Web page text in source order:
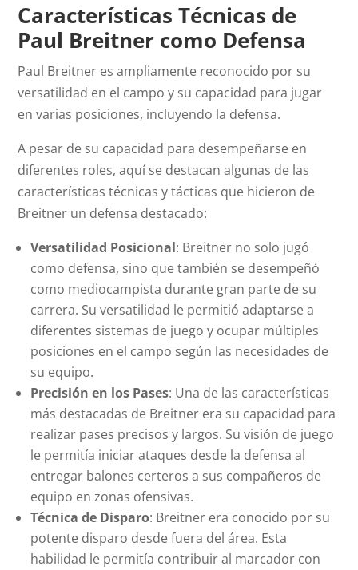
Características Técnicas de
Paul Breitner como Defensa
Paul Breitner es ampliamente reconocido por su
versatilidad en el campo y su capacidad para jugar
en varias posiciones, incluyendo la defensa.
A pesar de su capacidad para desempeñarse en
diferentes roles, aquí se destacan algunas de las
características técnicas y tácticas que hicieron de
Breitner un defensa destacado:
Versatilidad Posicional: Breitner no solo jugó
como defensa, sino que también se desempeñó
como mediocampista durante gran parte de su
carrera. Su versatilidad le permitió adaptarse a
diferentes sistemas de juego y ocupar múltiples
posiciones en el campo según las necesidades de
su equipo.
Precisión en los Pases: Una de las características
más destacadas de Breitner era su capacidad para
realizar pases precisos y largos. Su visión de juego
le permitía iniciar ataques desde la defensa al
entregar balones certeros a sus compañeros de
equipo en zonas ofensivas.
Técnica de Disparo: Breitner era conocido por su
potente disparo desde fuera del área. Esta
habilidad le permitía contribuir al marcador con